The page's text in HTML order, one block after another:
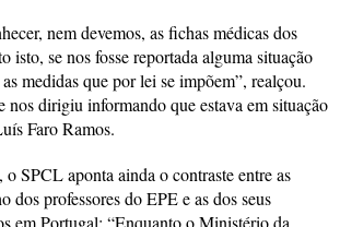
nem devemos, as fichas médicas dos
isto, se nos fosse reportada alguma situação
medidas que por lei se impõem”, realçou.
nos dirigiu informando que estava em situação
Faro Ramos.
SPCL aponta ainda o contraste entre as
dos professores do EPE e as dos seus
em Portugal: “Enquanto o Ministério da